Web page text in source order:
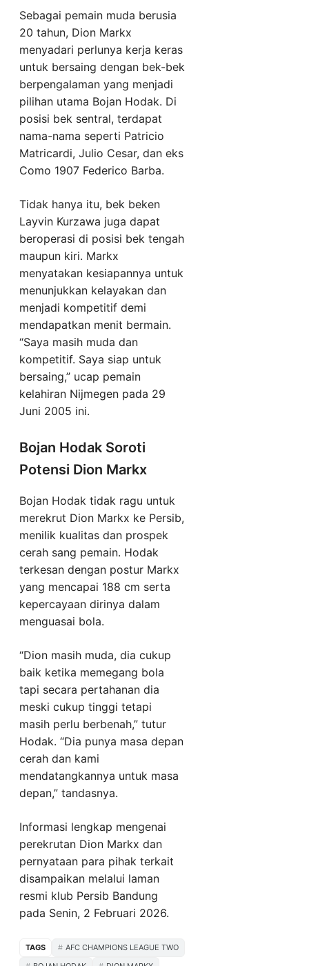
Sebagai pemain muda berusia
20 tahun, Dion Markx
menyadari perlunya kerja keras
untuk bersaing dengan bek-bek
berpengalaman yang menjadi
pilihan utama Bojan Hodak. Di
posisi bek sentral, terdapat
nama-nama seperti Patricio
Matricardi, Julio Cesar, dan eks
Como 1907 Federico Barba.
Tidak hanya itu, bek beken
Layvin Kurzawa juga dapat
beroperasi di posisi bek tengah
maupun kiri. Markx
menyatakan kesiapannya untuk
menunjukkan kelayakan dan
menjadi kompetitif demi
mendapatkan menit bermain.
“Saya masih muda dan
kompetitif. Saya siap untuk
bersaing,” ucap pemain
kelahiran Nijmegen pada 29
Juni 2005 ini.
Bojan Hodak Soroti
Potensi Dion Markx
Bojan Hodak tidak ragu untuk
merekrut Dion Markx ke Persib,
menilik kualitas dan prospek
cerah sang pemain. Hodak
terkesan dengan postur Markx
yang mencapai 188 cm serta
kepercayaan dirinya dalam
menguasai bola.
“Dion masih muda, dia cukup
baik ketika memegang bola
tapi secara pertahanan dia
meski cukup tinggi tetapi
masih perlu berbenah,” tutur
Hodak. “Dia punya masa depan
cerah dan kami
mendatangkannya untuk masa
depan,” tandasnya.
Informasi lengkap mengenai
perekrutan Dion Markx dan
pernyataan para pihak terkait
disampaikan melalui laman
resmi klub Persib Bandung
pada Senin, 2 Februari 2026.
TAGS
AFC CHAMPIONS LEAGUE TWO